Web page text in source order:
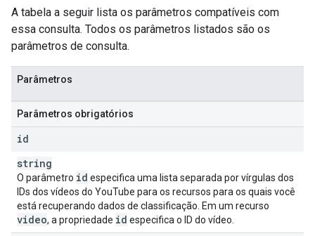
A tabela a seguir lista os parâmetros compatíveis com
essa consulta. Todos os parâmetros listados são os
parâmetros de consulta.
Parâmetros
Parâmetros obrigatórios
id
string
O parâmetro id especifica uma lista separada por vírgulas dos
IDs dos vídeos do YouTube para os recursos para os quais você
está recuperando dados de classificação. Em um recurso
video, a propriedade id especifica o ID do vídeo.